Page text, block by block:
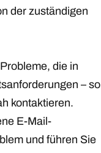
der zuständigen
die in
– so
kontaktieren.
E-Mail-
und führen Sie